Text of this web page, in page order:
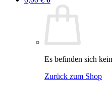
Es befinden sich
Zurück zum Shop